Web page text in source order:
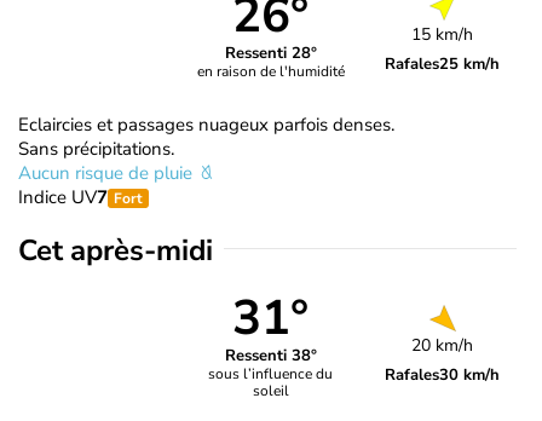
26°
Ressenti 28°
en raison de l'humidité
15 km/h
Rafales25 km/h
Eclaircies et passages nuageux parfois denses.
Sans précipitations.
Aucun risque de pluie
Indice UV7 Fort
Cet après-midi
31°
Ressenti 38°
sous l’influence du
soleil
20 km/h
Rafales30 km/h